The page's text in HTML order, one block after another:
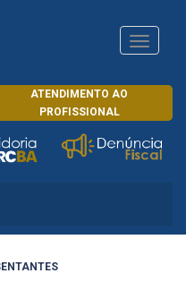
ATENDIMENTO AO
PROFISSIONAL
CRCRJ